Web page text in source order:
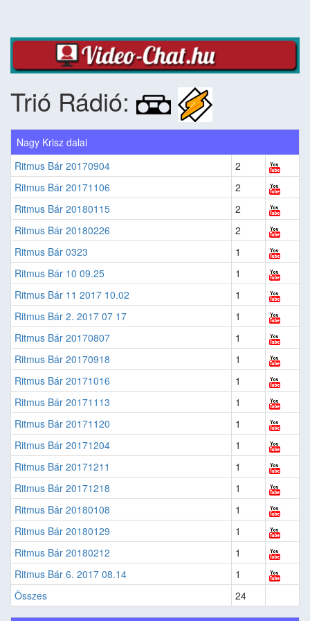
Trió Rádió:
Nagy Krisz dalai
Ritmus Bár 20170904
2
Ritmus Bár 20171106
2
Ritmus Bár 20180115
2
Ritmus Bár 20180226
2
Ritmus Bár 0323
1
Ritmus Bár 10 09.25
1
Ritmus Bár 11 2017 10.02
1
Ritmus Bár 2. 2017 07 17
1
Ritmus Bár 20170807
1
Ritmus Bár 20170918
1
Ritmus Bár 20171016
1
Ritmus Bár 20171113
1
Ritmus Bár 20171120
1
Ritmus Bár 20171204
1
Ritmus Bár 20171211
1
Ritmus Bár 20171218
1
Ritmus Bár 20180108
1
Ritmus Bár 20180129
1
Ritmus Bár 20180212
1
Ritmus Bár 6. 2017 08.14
1
Összes
24